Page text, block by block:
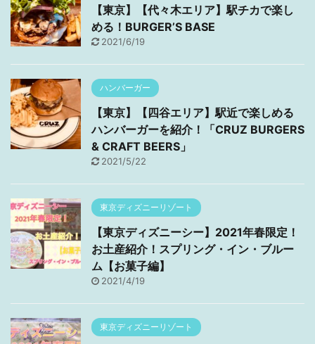
【東京】【代々木エリア】駅チカで楽し
める！BURGER’S BASE
2021/6/19
ハンバーガー
【東京】【四谷エリア】駅近で楽しめる
ハンバーガーを紹介！「CRUZ BURGERS
& CRAFT BEERS」
2021/5/22
東京ディズニーリゾート
【東京ディズニーシー】2021年春限定！
お土産紹介！スプリング・イン・ブルー
ム【お菓子編】
2021/4/19
東京ディズニーリゾート